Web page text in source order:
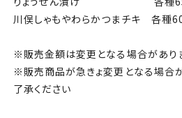
川俣しゃもやわらかつまチキ 各種
※販売金額は変更となる場合があり
※販売商品が急きょ変更となる場合
了承ください